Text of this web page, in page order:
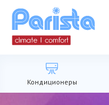
Кондиционеры